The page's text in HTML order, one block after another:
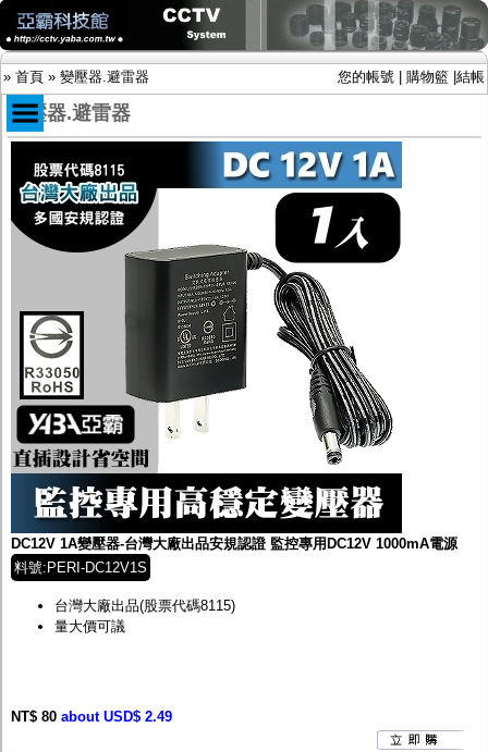
» 首頁 » 變壓器.避雷器 您的帳號 購物籃 結帳
商品目錄
限時促銷特惠專案
IP網路攝影機及錄放影機
AHD DVR數位錄放影機
AHD中小型紅外線攝影機(適用騎樓、室內外)
AHD防護罩型攝影機(適用屋外，紅外線照射
距離遠）
AHD特殊功能型攝影機
旋轉型攝影機.旋轉台
傳統高解析攝影機
鏡頭
投光設備
防護罩及支架
多路攝影機單軸傳輸
監聽器.麥克風
網路設備
視訊轉換設備
雙絞線傳輸器
雜訊改善器
分配放大器
網路線用水晶頭
變壓器.避雷器
變壓器.避雷器
DC12V 1A變壓器-台灣大廠出品安規認證 監控專用DC12V 1000mA電源
料號:PERI-DC12V1S
台灣大廠出品(股票代碼8115)
量大價可議
NT$ 80 about USD$ 2.49